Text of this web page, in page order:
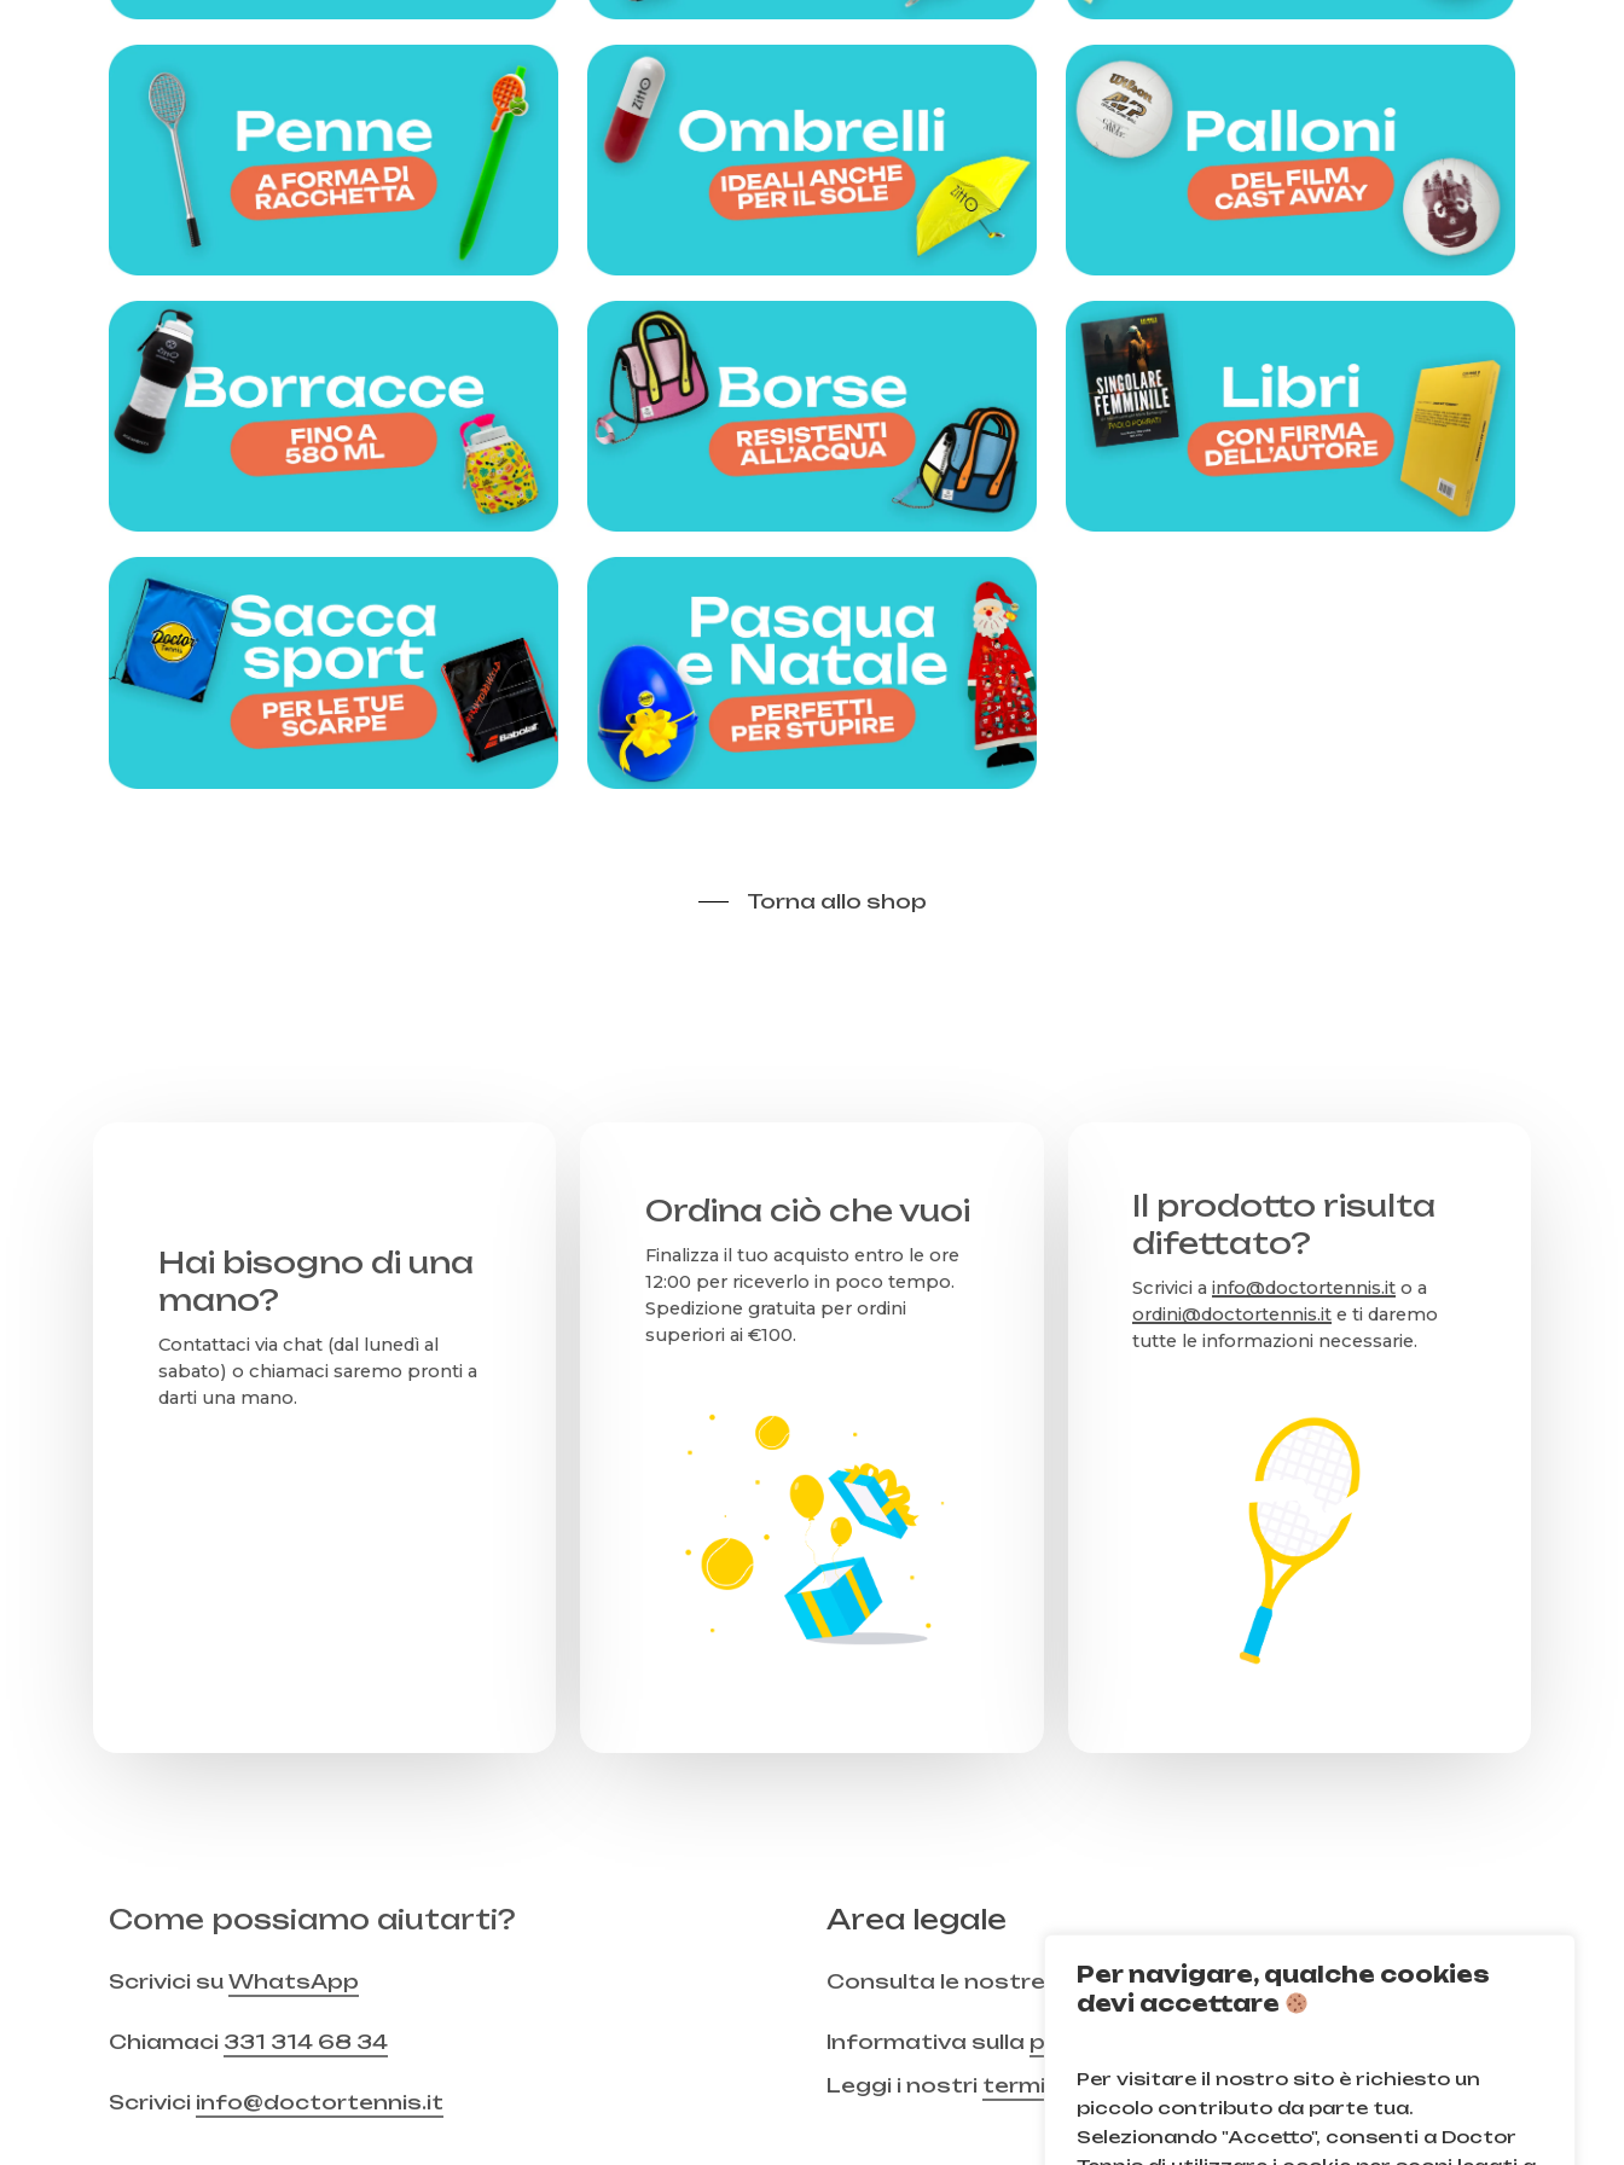
Per navigare, qualche cookies
devi accettare
Per visitare il nostro sito è richiesto un
piccolo contributo da parte tua.
Selezionando "Accetto", consenti a Doctor
Torna allo shop
Hai bisogno di una
mano?
Contattaci via chat (dal lunedì al
sabato) o chiamaci saremo pronti a
darti una mano.
Ordina ciò che vuoi
Finalizza il tuo acquisto entro le ore
12:00 per riceverlo in poco tempo.
Spedizione gratuita per ordini
superiori ai €100.
Il prodotto risulta
difettato?
Scrivici ainfo@doctortennis.it o a
ordini@doctortennis.it e ti daremo
tutte le informazioni necessarie.
Come possiamo aiutarti?
Scrivici suWhatsApp
Chiamaci 331 314 68 34
Scrivici info@doctortennis.it
Area legale
Consulta le nostre FAQ
Informativa sulla privacy e sui cookie
Leggi i nostri termini e condizioni